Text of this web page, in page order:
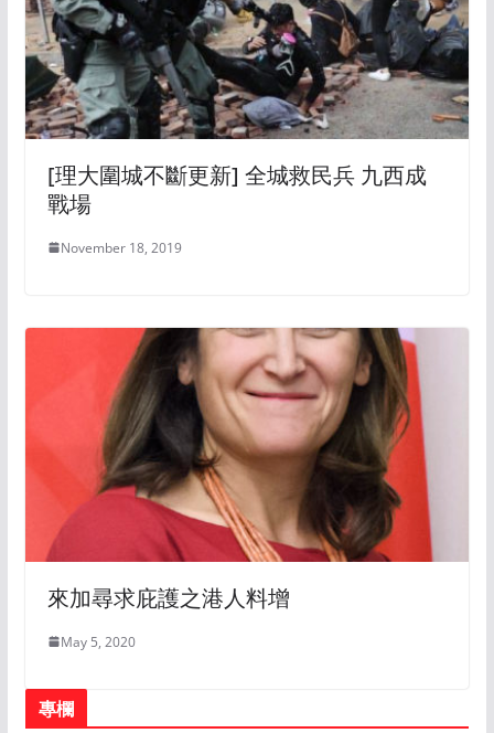
[理大圍城不斷更新] 全城救民兵 九西成
戰場
November 18, 2019
來加尋求庇護之港人料增
May 5, 2020
專欄